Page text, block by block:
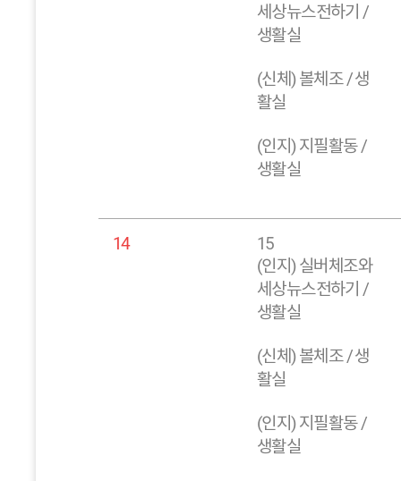
세상뉴스전하기 /
생활실
(신체) 볼체조 / 생
활실
(인지) 지필활동 /
생활실
14
15
(인지) 실버체조와
세상뉴스전하기 /
생활실
(신체) 볼체조 / 생
활실
(인지) 지필활동 /
생활실